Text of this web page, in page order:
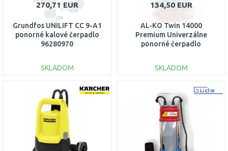
270,71 EUR
Grundfos UNILIFT CC 9-A1
ponorné kalové čerpadlo
96280970
SKLADOM
DO KOŠÍKA
Porovnať
134,50 EUR
AL-KO Twin 14000
Premium Univerzálne
ponorné čerpadlo
SKLADOM
DO KOŠÍKA
Porovnať